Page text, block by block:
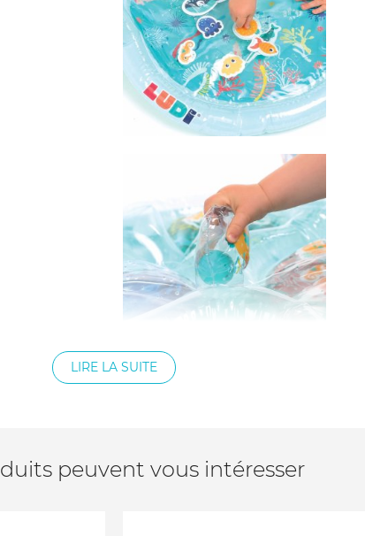
LIRE LA SUITE
peuvent vous intéresser